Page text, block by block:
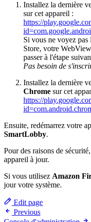
Installez la dernière
sur cet appareil :
https://
Si vous ne voyez
Store, votre
passer à l'étape
Pas besoin de
Installez la dernière
Chrome sur cet
https://
Ensuite, redémarrez votre
SmartLobby.
Pour des raisons de
appareil à jour.
Si vous utilisez Amazon
jour votre système.
Edit page
Previous